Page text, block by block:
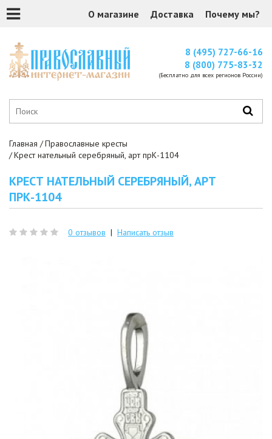
О магазине Доставка Почему мы?
8 (495) 727-66-16
8 (800) 775-83-32
(Бесплатно для всех регионов России)
Главная
Православные кресты
Крест нательный серебряный, арт прК-1104
КРЕСТ НАТЕЛЬНЫЙ СЕРЕБРЯНЫЙ, АРТ
ПРК-1104
0 отзывов | Написать отзыв